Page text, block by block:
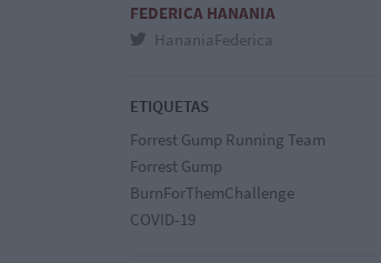
FEDERICA HANANIA
HananiaFederica
ETIQUETAS
Forrest Gump Running Team
Forrest Gump
BurnForThemChallenge
COVID-19